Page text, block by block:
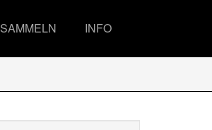
SAMMELN INFO